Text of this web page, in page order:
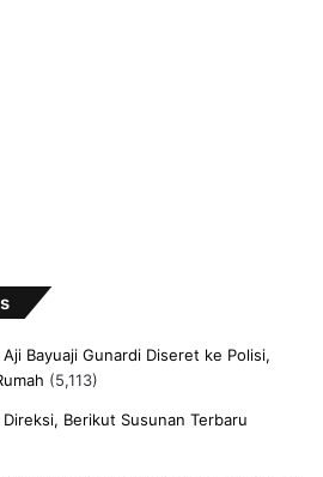
Bayuaji Gunardi Diseret ke Polisi,
(5,113)
Berikut Susunan Terbaru